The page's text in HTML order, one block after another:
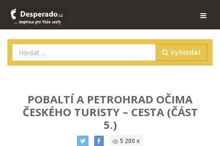
Vyhledat
POBALTÍ A PETROHRAD OČIMA
ČESKÉHO TURISTY – CESTA (ČÁST
5.)
5 200 x